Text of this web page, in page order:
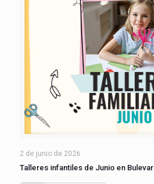
2 de junio de 2026
Talleres infantiles de Junio en Bulevar